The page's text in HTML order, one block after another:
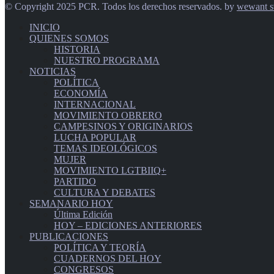
© Copyright 2025 PCR. Todos los derechos reservados. by wewant
INICIO
QUIENES SOMOS
HISTORIA
NUESTRO PROGRAMA
NOTICIAS
POLÍTICA
ECONOMÍA
INTERNACIONAL
MOVIMIENTO OBRERO
CAMPESINOS Y ORIGINARIOS
LUCHA POPULAR
TEMAS IDEOLÓGICOS
MUJER
MOVIMIENTO LGTBIIQ+
PARTIDO
CULTURA Y DEBATES
SEMANARIO HOY
Última Edición
HOY – EDICIONES ANTERIORES
PUBLICACIONES
POLÍTICA Y TEORÍA
CUADERNOS DEL HOY
CONGRESOS